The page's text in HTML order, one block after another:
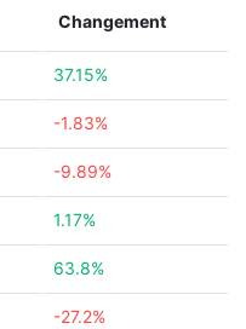
Changement
37.15%
-1.83%
-9.89%
1.17%
63.8%
-27.2%